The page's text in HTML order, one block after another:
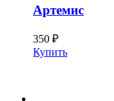
Артемис
350 ₽
Купить